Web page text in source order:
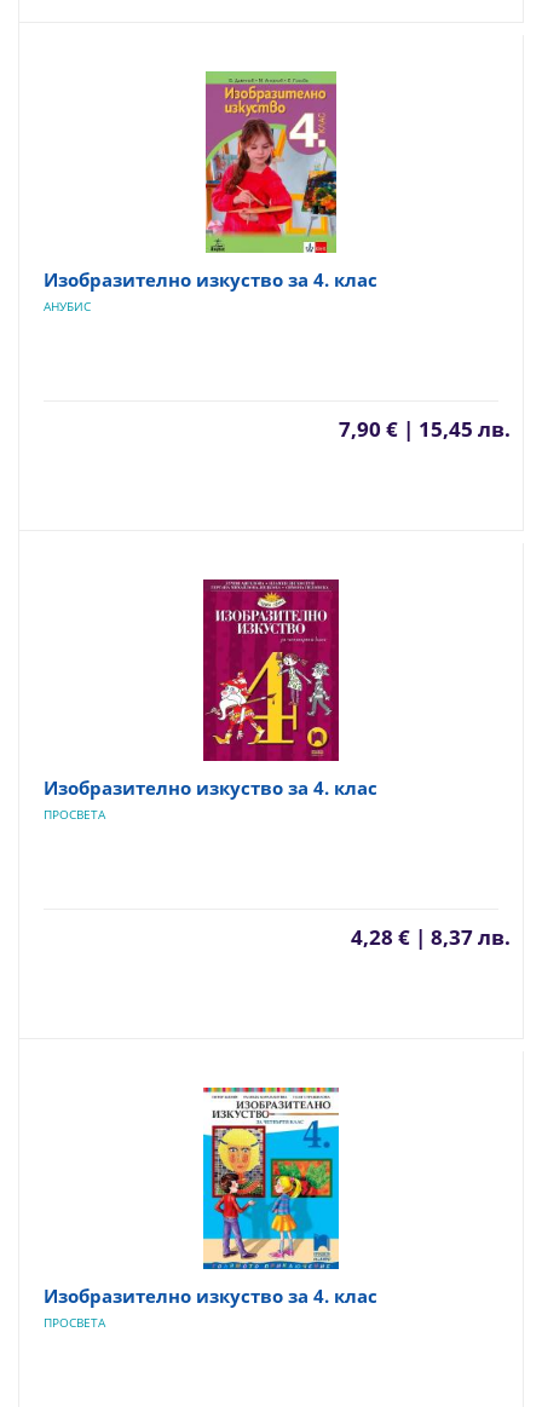
Изобразително изкуство за 4. клас
АНУБИС
7,90 € | 15,45 лв.
Изобразително изкуство за 4. клас
ПРОСВЕТА
4,28 € | 8,37 лв.
Изобразително изкуство за 4. клас
ПРОСВЕТА